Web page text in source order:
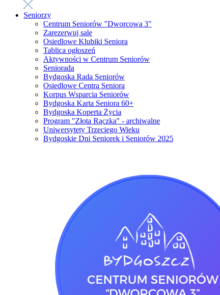
Seniorzy
Centrum Seniorów "Dworcowa 3"
Zarezerwuj salę
Osiedlowe Klubiki Seniora
Tablica ogłoszeń
Aktywności w Centrum Seniorów
Seniorada
Bydgoska Rada Seniorów
Osiedlowe Centra Seniora
Korpus Wsparcia Seniorów
Bydgoska Karta Seniora 60+
Bydgoska Koperta Życia
Program "Złota Rączka" - archiwalne
Uniwersytety Trzeciego Wieku
Bydgoskie Dni Seniorek i Seniorów 2025